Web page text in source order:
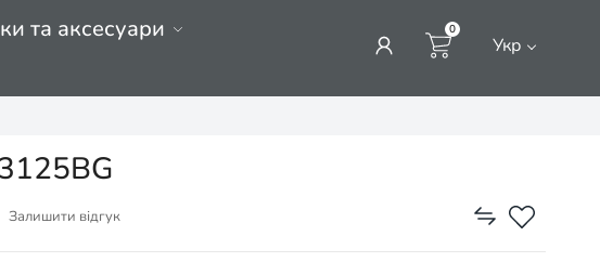
та аксесуари
0
Укр
Залишити відгук